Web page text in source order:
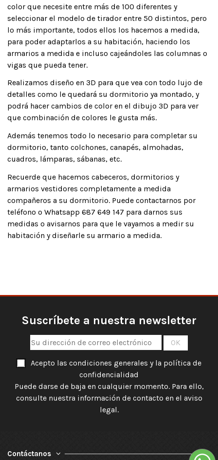
color que necesite entre más de 100 diferentes y
seleccionar el modelo de tirador entre 50 distintos, pero
lo más importante, todos ellos los hacemos a medida,
para poder adaptarlos a su habitación, haciendo los
armarios a medida e incluso cajeándoles las columnas o
vigas que pueda tener.
Realizamos diseño en 3D para que vea con todo lujo de
detalles como le quedará su dormitorio ya montado, y
podrá hacer cambios de color en el dibujo 3D para ver
que combinación de colores le gusta más.
Además tenemos todo lo necesario para completar su
dormitorio, tanto colchones, canapés, almohadas,
cuadros, lámparas, sábanas, etc.
Recuerde que hacemos cabeceros, dormitorios y
armarios vestidores completamente a medida
compañeros a su dormitorio. Puede contactarnos por
teléfono o Whatsapp 687 649 147 para darnos sus
medidas o avisarnos para que le vayamos a medir su
habitación y diseñarle su armario a medida.
Suscríbete a nuestra newsletter
Acepto las condiciones generales y la política de
confidencialidad
Puede darse de baja en cualquier momento. Para ello,
consulte nuestra información de contacto en el aviso
legal.
Contáctanos